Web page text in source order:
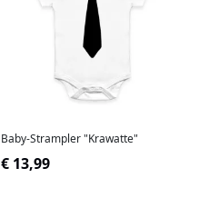
Baby-Strampler "Krawatte"
€ 13,99